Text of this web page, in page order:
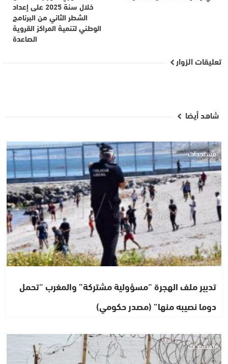
خلال سنة 2025 على إعداد
الشطر الثاني من البرنامج
الوطني لتنمية المراكز القروية
الصاعدة
تعليقات الزوار
شاهد أيضا
مستجدات
تدبير ملف الهجرة “مسؤولية مشتركة” والمغرب “تحمل
دوما نصيبه منها” (مصدر حكومي)
مستجدات